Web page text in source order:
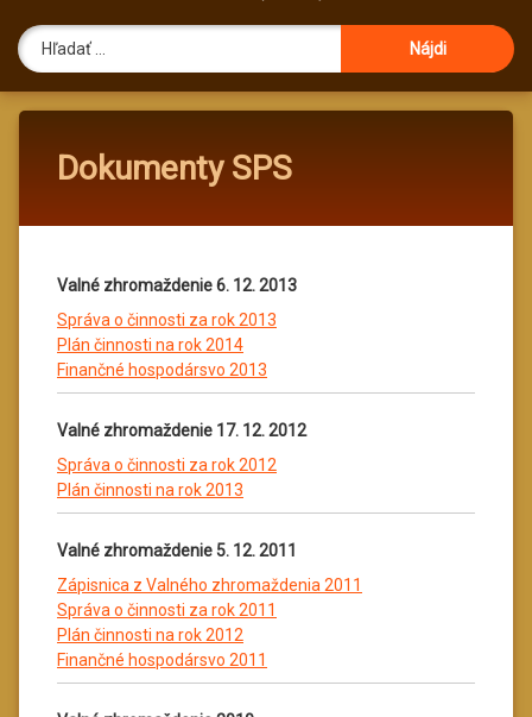
Dokumenty SPS
Valné zhromaždenie 6. 12. 2013
Správa o činnosti za rok 2013
Plán činnosti na rok 2014
Finančné hospodársvo 2013
Valné zhromaždenie 17. 12. 2012
Správa o činnosti za rok 2012
Plán činnosti na rok 2013
Valné zhromaždenie 5. 12. 2011
Zápisnica z Valného zhromaždenia 2011
Správa o činnosti za rok 2011
Plán činnosti na rok 2012
Finančné hospodársvo 2011